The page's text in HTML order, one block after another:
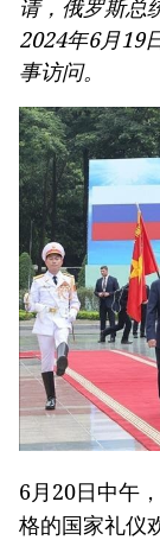
请，俄罗斯总
2024年6月19
事访问。
6月20日中午
格的国家礼仪